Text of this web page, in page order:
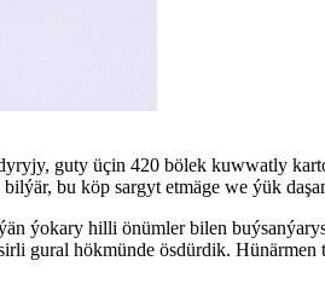
guty üçin 420 bölek kuwwatly
bu köp sargyt etmäge we ýük
ýokary hilli önümler bilen
gural hökmünde ösdürdik.